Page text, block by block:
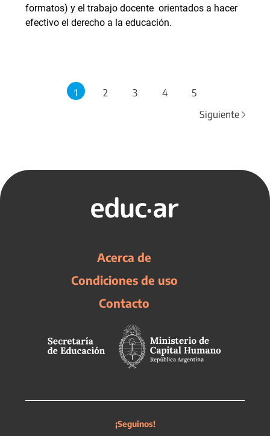
formatos) y el trabajo docente orientados a hacer
efectivo el derecho a la educación.
1 2 3 4
5
Siguiente
Acerca de
Condiciones de uso
Contacto
¡Seguinos!